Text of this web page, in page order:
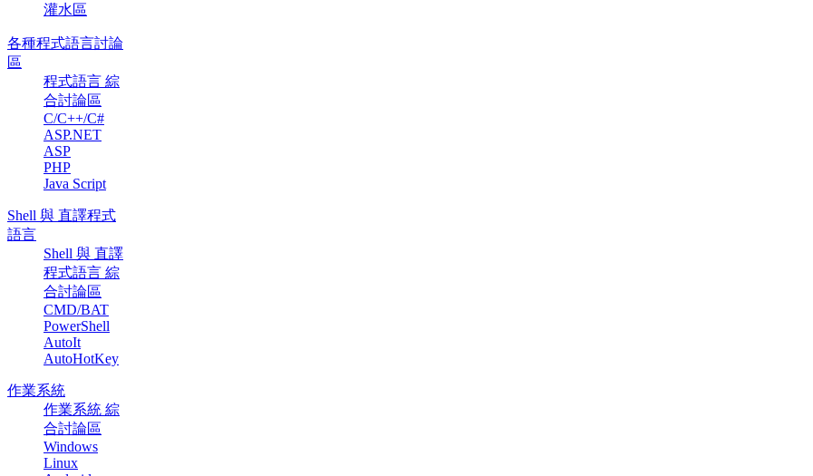
灌水區
各種程式語言討論
區
程式語言 綜
合討論區
C/C++/C#
ASP.NET
ASP
PHP
Java Script
Shell 與 直譯程式
語言
Shell 與 直譯
程式語言 綜
合討論區
CMD/BAT
PowerShell
AutoIt
AutoHotKey
作業系統
作業系統 綜
合討論區
Windows
Linux